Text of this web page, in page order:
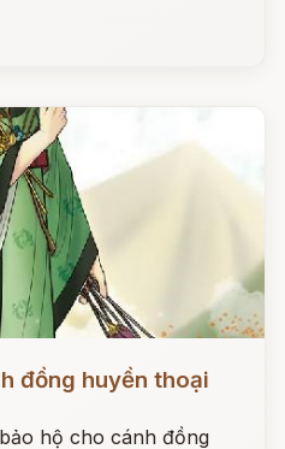
đồng huyền thoại
hộ cho cánh đồng